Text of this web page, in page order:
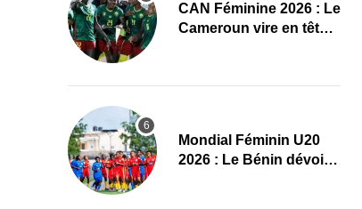
CAN Féminine 2026 : Le
Cameroun vire en tête
Mondial Féminin U20
2026 : Le Bénin dévoile